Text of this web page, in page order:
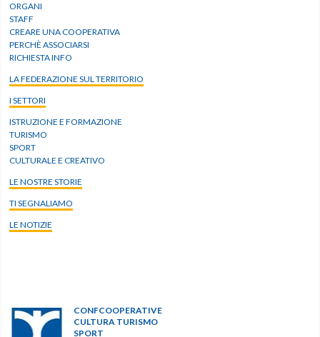
ORGANI
STAFF
CREARE UNA COOPERATIVA
PERCHÈ ASSOCIARSI
RICHIESTA INFO
LA FEDERAZIONE SUL TERRITORIO
I SETTORI
ISTRUZIONE E FORMAZIONE
TURISMO
SPORT
CULTURALE E CREATIVO
LE NOSTRE STORIE
TI SEGNALIAMO
LE NOTIZIE
CONFCOOPERATIVE
CULTURA TURISMO
SPORT